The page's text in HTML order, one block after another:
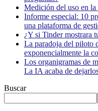
Medición del uso en la
Informe especial: 10
una plataforma de
¿Y si Tinder mostrara
La paradoja del piloto
exponencialmente la
Los organigramas de
La IA acaba de
Buscar